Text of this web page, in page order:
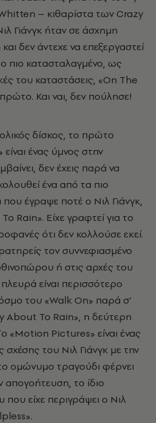
– κιθαρίστα των Crazy
Γιάνγκ ήταν σε άσχημη
δεν άντεχε να επεξεργαστεί
πιο κατασταλαγμένο, ως
του καταστάσεις, «On The
Και ναι, δεν πούλησε!
δίσκος, το πρώτο
ένας ύμνος στην
δεν έχεις παρά να
ένα από τα πιο
που έγραψε ποτέ ο Νιλ Γιάνγκ,
Rain». Είχε γραφτεί για το
ότι δεν κολλούσε εκεί.
τον συννεφιασμένο
ή στις αρχές του
είναι περισσότερο
του «Walk On» παρά σ’
About To Rain», η δεύτερη
«Motion Pictures» είναι ένας
σχέσης του Νιλ Γιάνγκ με την
ομώνυμο τραγούδι φέρνει
απογοήτευση, το ίδιο
είχε περιγράψει ο Νιλ